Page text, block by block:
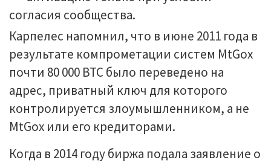
согласия сообщества.
Карпелес напомнил, что в июне 2011 года в
результате компрометации систем MtGox
почти 80 000 BTC было переведено на
адрес, приватный ключ для которого
контролируется злоумышленником, а не
MtGox или его кредиторами.
Когда в 2014 году биржа подала заявление о